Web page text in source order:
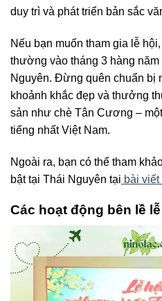
duy trì và phát triển bản sắc
Nếu bạn muốn tham gia lễ
thường vào tháng 3 hàng
Nguyên. Đừng quên chuẩn bị
khoảnh khắc đẹp và thưởng
sản như chè Tân Cương –
tiếng nhất Việt Nam.
Ngoài ra, bạn có thể tham
bật tại Thái Nguyên tại bài
Các hoạt động bên lề